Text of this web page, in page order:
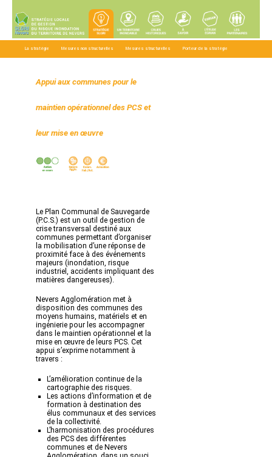
La stratégie Mesures non structurelles Mesures structurelles Porteur de la stratégie
Appui aux communes pour le
maintien opérationnel des PCS et
leur mise en œuvre
Le Plan Communal de Sauvegarde
(P.C.S.) est un outil de gestion de
crise transversal destiné aux
communes permettant d’organiser
la mobilisation d’une réponse de
proximité face à des événements
majeurs (inondation, risque
industriel, accidents impliquant des
matières dangereuses).
Nevers Agglomération met à
disposition des communes des
moyens humains, matériels et en
ingénierie pour les accompagner
dans le maintien opérationnel et la
mise en œuvre de leurs PCS. Cet
appui s’exprime notamment à
travers :
L’amélioration continue de la
cartographie des risques.
Les actions d’information et de
formation à destination des
élus communaux et des services
de la collectivité.
L’harmonisation des procédures
des PCS des différentes
communes et de Nevers